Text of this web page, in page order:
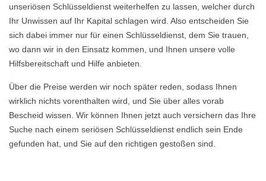
unseriösen Schlüsseldienst weiterhelfen zu lassen, welcher durch
Ihr Unwissen auf Ihr Kapital schlagen wird. Also entscheiden Sie
sich dabei immer nur für einen Schlüsseldienst, dem Sie trauen,
wo dann wir in den Einsatz kommen, und Ihnen unsere volle
Hilfsbereitschaft und Hilfe anbieten.
Über die Preise werden wir noch später reden, sodass Ihnen
wirklich nichts vorenthalten wird, und Sie über alles vorab
Bescheid wissen. Wir können Ihnen jetzt auch versichern das Ihre
Suche nach einem seriösen Schlüsseldienst endlich sein Ende
gefunden hat, und Sie auf den richtigen gestoßen sind.